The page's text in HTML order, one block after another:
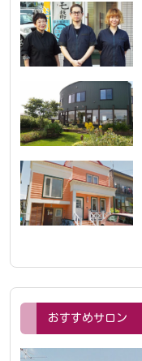
おすすめサロン